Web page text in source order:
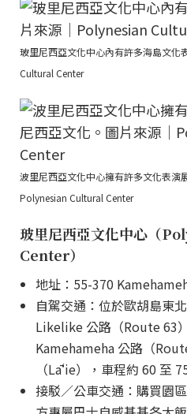
玻里尼西亞文化中心內有許多海島文化
Cultural Center
波里尼西亞文化中心擁有許多文化表演
Polynesian Cultural Center
玻里尼西亞文化中心（
Center）
地址：55-370
自駕交通：位於歐胡島東
Likelike 公路（Route 63
Kamehameha 公路（
（Lāʻie），車程約 60 至
接駁／公車交通：購買園